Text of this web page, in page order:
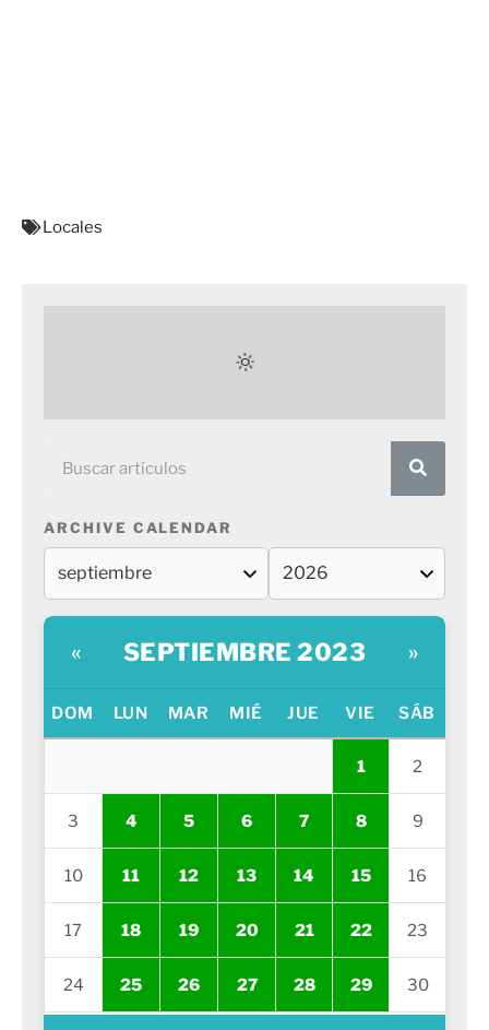
Locales
ARCHIVE CALENDAR
« SEPTIEMBRE 2023 »
DOM LUN MAR MIÉ JUE VIE SÁB
1 2
3 4 5 6 7 8 9
10 11 12 13 14 15 16
17 18 19 20 21 22 23
24 25 26 27 28 29 30